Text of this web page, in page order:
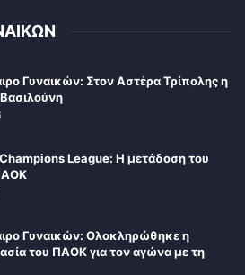
Γυναικών: Στον Αστέρα Τρίπολης η
Champions League: Η μετάδοση του
Γυναικών: Ολοκληρώθηκε η
του ΠΑΟΚ για τον αγώνα με τη